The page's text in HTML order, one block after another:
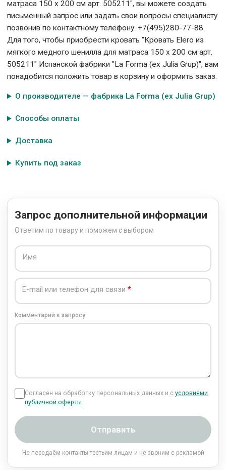
матраса 150 x 200 см арт. 505211", вы можете создать
письменный запрос или задать свои вопросы специалисту
позвонив по контактному телефону: +7(495)280-77-88.
Для того, чтобы приобрести кровать "Кровать Elero из
мягкого медного шенилла для матраса 150 x 200 см арт.
505211" Испанской фабрики "La Forma (ех Julia Grup)", вам
понадобится положить товар в корзину и оформить заказ.
О производителе — фабрика La Forma (ех Julia Grup)
Способы оплаты
Доставка
Купить под заказ
Запрос дополнительной информации
Ответим по товару и поможем с выбором
Имя
E-mail или телефон для связи
Комментарий к запросу
Согласен на обработку персональных данных и с условиями
публичной оферты
Отправить
Не передаём контакты третьим лицам и не звоним с рекламой